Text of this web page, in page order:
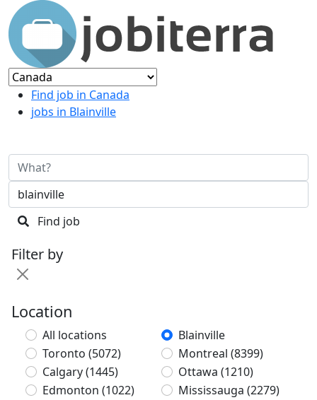
Find job in Canada
jobs in Blainville
Find job
Filter by
Location
All locations
Blainville
Toronto (5072) Montreal (8399)
Calgary(1445) Ottawa (1210)
Edmonton (1022) Mississauga (2279)